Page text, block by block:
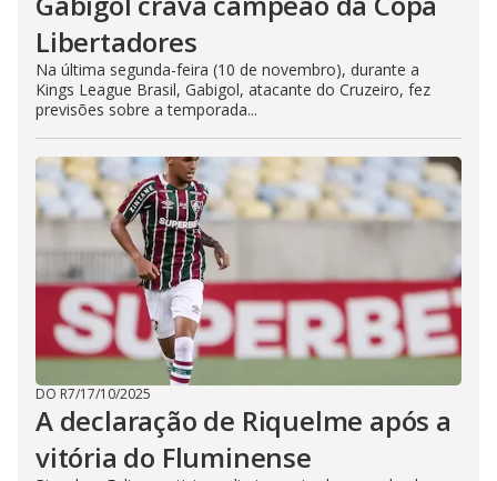
Libertadores
Na última segunda-feira (10 de novembro), durante a
Kings League Brasil, Gabigol, atacante do Cruzeiro, fez
previsões sobre a temporada...
DO R7/17/10/2025
A declaração de Riquelme após a
vitória do Fluminense